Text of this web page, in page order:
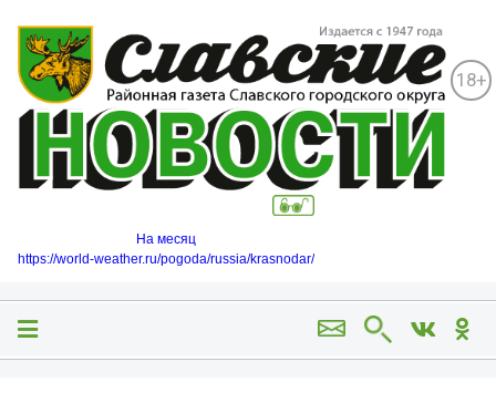
18+
На месяц
https://world-weather.ru/pogoda/russia/krasnodar/